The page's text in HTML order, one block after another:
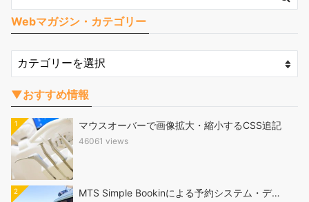
Webマガジン・カテゴリー
▼おすすめ情報
1 マウスオーバーで画像拡大・縮小するCSS追記
46061 views
2 MTS Simple Bookinによる予約システム・デ…